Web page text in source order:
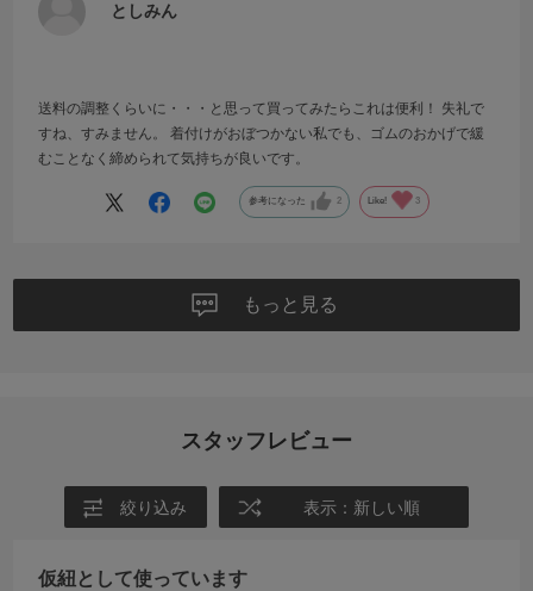
としみん
送料の調整くらいに・・・と思って買ってみたらこれは便利！ 失礼で
すね、すみません。 着付けがおぼつかない私でも、ゴムのおかげで緩
むことなく締められて気持ちが良いです。
参考になった 2 Like! 3
もっと見る
スタッフレビュー
絞り込み 表示：新しい順
仮紐として使っています